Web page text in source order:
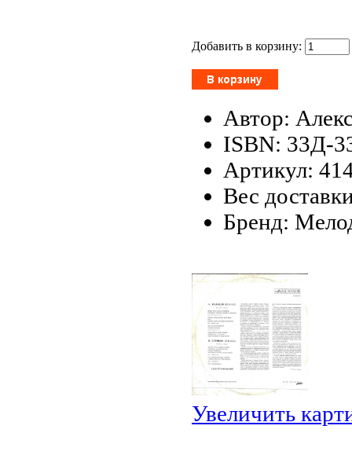
Добавить в корзину:
Автор:
ISBN: 33Д-
Артикул:
Вес
Бренд:
Увеличить